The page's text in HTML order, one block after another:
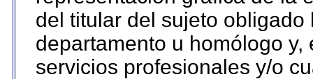
del titular del sujeto
departamento u homólogo
servicios profesionales y/o